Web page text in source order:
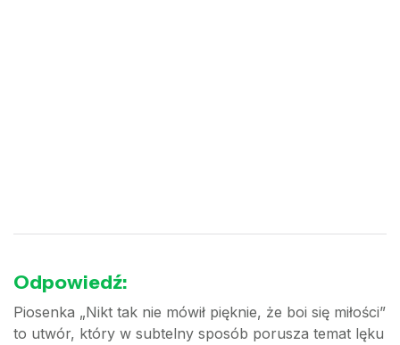
Odpowiedź:
Piosenka „Nikt tak nie mówił pięknie, że boi się miłości”
to utwór, który w subtelny sposób porusza temat lęku